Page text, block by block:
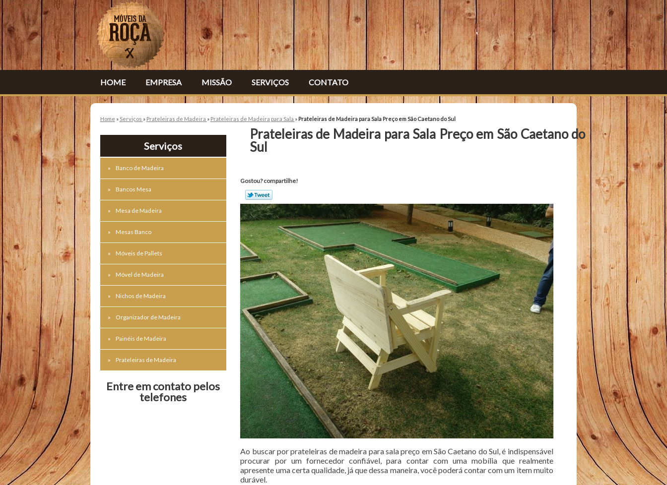
HOME EMPRESA MISSÃO SERVIÇOS CONTATO
Home » Serviços » Prateleiras de Madeira » Prateleiras de Madeira para Sala » Prateleiras de Madeira para Sala Preço em São Caetano do Sul
Serviços
Banco de Madeira
Bancos Mesa
Mesa de Madeira
Mesas Banco
Móveis de Pallets
Móvel de Madeira
Nichos de Madeira
Organizador de Madeira
Painéis de Madeira
Prateleiras de Madeira
Entre em contato pelos
telefones
Prateleiras de Madeira para Sala Preço em São Caetano do
Sul
Gostou? compartilhe!
Ao buscar por prateleiras de madeira para sala preço em São Caetano do Sul, é indispensável
procurar por um fornecedor confiável, para contar com uma mobília que realmente
apresente uma certa qualidade, já que dessa maneira, você poderá contar com um item muito
durável.